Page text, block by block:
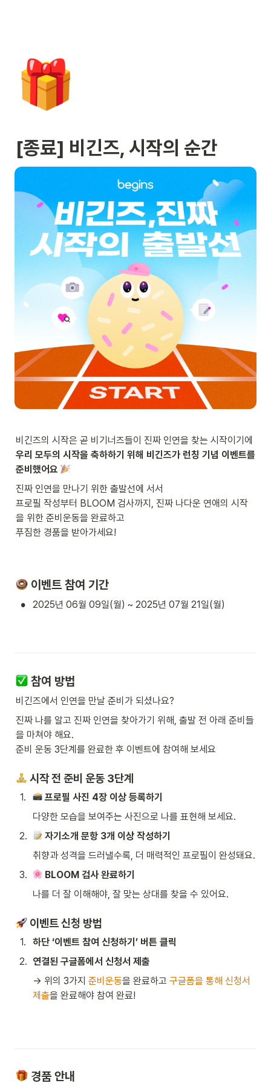
🎁
[종료] 비긴즈, 시작의 순간
우리 모두의 시작을 축하하기 위해 비긴즈가 런칭 기념 이벤트를
준비했어요
진짜 인연을 만나기 위한 출발선에 서서
프로필 작성부터 BLOOM 검사까지, 진짜 나다운 연애의 시작
을 위한 준비운동을 완료하고
푸짐한 경품을 받아가세요!
이벤트 참여 기간
• 2025년 06월 09일(월) ~ 2025년 07월 21일(월)
참여 방법
비긴즈에서 인연을 만날 준비가 되셨나요?
진짜 나를 알고 진짜 인연을 찾아가기 위해, 출발 전 아래 준비들
을 마쳐야 해요.
준비 운동 3단계를 완료한 후 이벤트에 참여해 보세요
시작 전 준비 운동 3단계
1.
프로필 사진 4장 이상 등록하기
다양한 모습을 보여주는 사진으로 나를 표현해 보세요.
2.
자기소개 문항 3개 이상 작성하기
취향과 성격을 드러낼수록, 더 매력적인 프로필이 완성돼요.
3.
BLOOM 검사 완료하기
나를 더 잘 이해해야, 잘 맞는 상대를 찾을 수 있어요.
이벤트 신청 방법
1.
하단 ‘이벤트 참여 신청하기’ 버튼 클릭
2. 연결된 구글폼에서 신청서 제출
→ 위의 3가지 준비운동을 완료하고 구글폼을 통해 신청서
제출을 완료해야 참여 완료!
경품 안내